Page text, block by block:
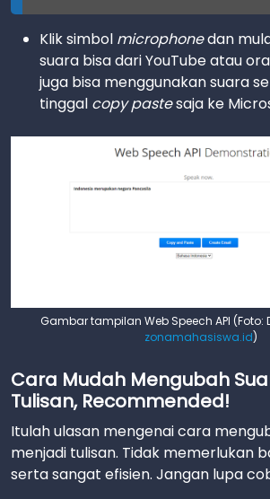
Klik simbol microphonedan
suara bisa dari YouTube atau
juga bisa menggunakan suara
tinggal copy pastesaja ke
Gambar tampilan Web Speech API (Foto:
zonamahasiswa.id)
Cara Mudah Mengubah
Tulisan, Recommended!
Itulah ulasan mengenai cara
menjadi tulisan. Tidak memerlukan
serta sangat efisien. Jangan lupa